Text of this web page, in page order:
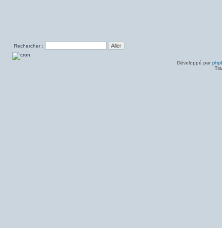
Rechercher :
Développé par